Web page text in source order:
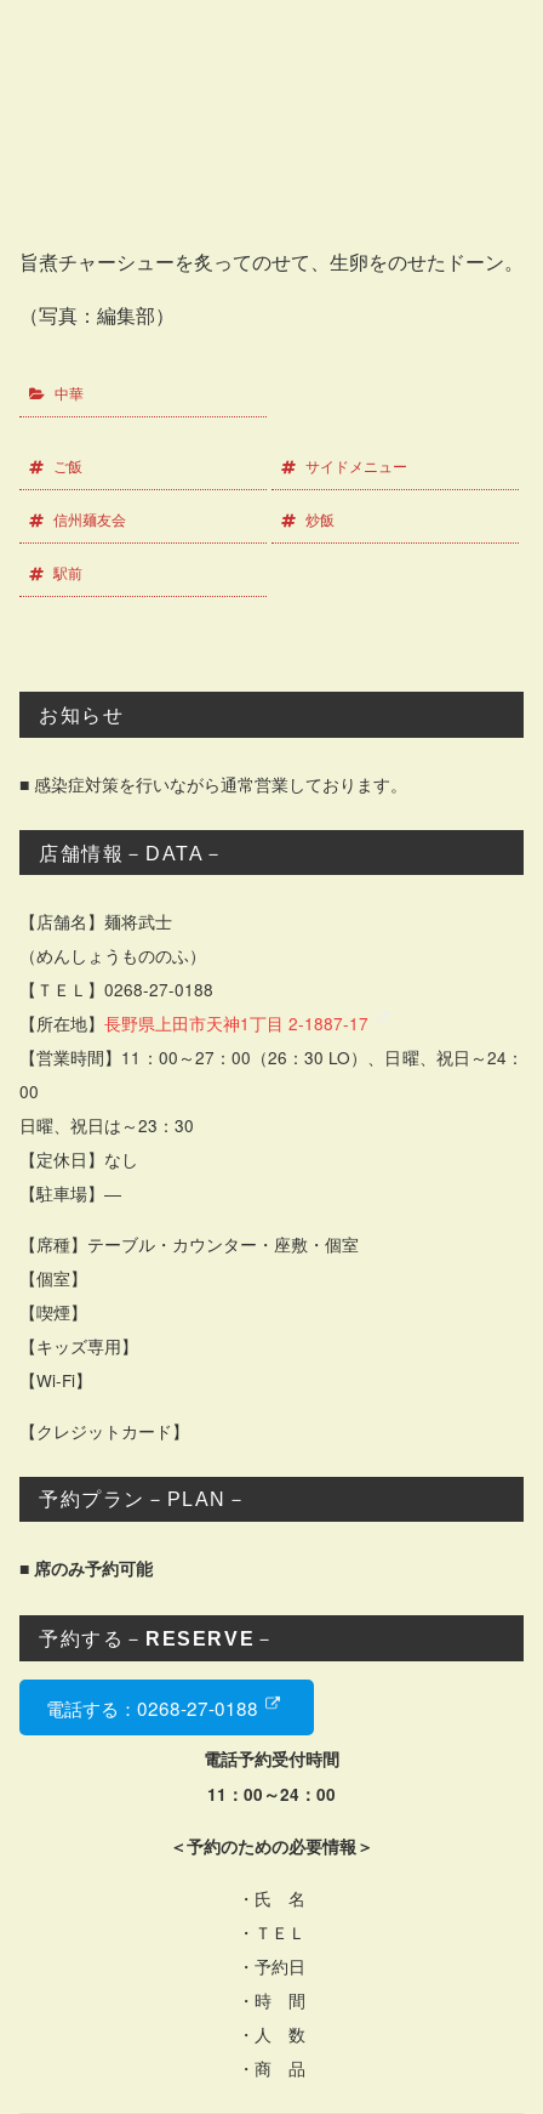
旨煮チャーシューを炙ってのせて、生卵をのせたドーン。
（写真：編集部）
中華
ご飯 サイドメニュー
信州麺友会 炒飯
駅前
お知らせ
■ 感染症対策を行いながら通常営業しております。
店舗情報－DATA－
【店舗名】麺将武士
（めんしょうもののふ）
【ＴＥＬ】0268-27-0188
【所在地】 長野県上田市天神1丁目 2-1887-17
【営業時間】11：00～27：00（26：30 LO）、日曜、祝日～24：
00
日曜、祝日は～23：30
【定休日】なし
【駐車場】―
【席種】テーブル・カウンター・座敷・個室
【個室】
【喫煙】
【キッズ専用】
【Wi-Fi】
【クレジットカード】
予約プラン－PLAN－
■ 席のみ予約可能
予約する－ RESERVE －
電話する：0268-27-0188
電話予約受付時間
11：00～24：00
＜予約のための必要情報＞
・氏 名
・ＴＥＬ
・予約日
・時 間
・人 数
・商 品